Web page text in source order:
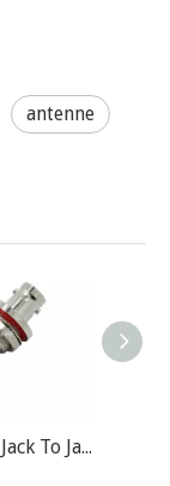
antenne
BNC BHD Jack To Jack RF Adaptateur